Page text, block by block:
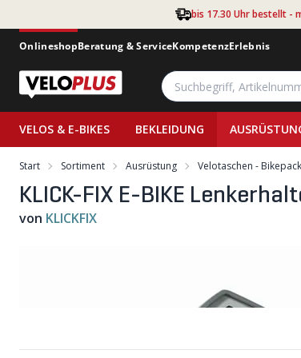
bis 17.30 Uhr bestellt -
OnlineshopBeratung & ServiceKompetenzErlebnis
VELOS & E-BIKES BEKLEIDUNG
Start Sortiment Ausrüstung Velotaschen -
KLICK-FIX E-BIKE
von KLICKFIX